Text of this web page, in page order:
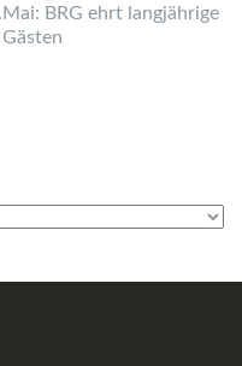
BRG ehrt langjährige